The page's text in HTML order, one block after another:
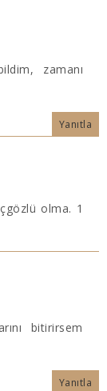
zamanı
Yanıtla
olma. 1
bitirirsem
Yanıtla